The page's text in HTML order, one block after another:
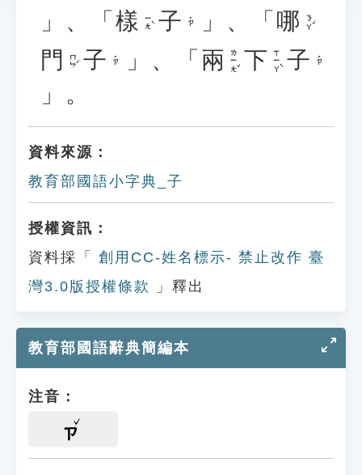
」、「 樣 ㄧㄤˋ 子 ˙ㄗ 」、「 哪 ㄋㄚˇ
門 ㄇㄣˊ 子 ˙ㄗ 」、「 兩 ㄌㄧㄤˇ 下 ㄒㄧㄚˋ 子 ˙ㄗ
」。
資料來源：
教育部國語小字典_子
授權資訊：
資料採「
創用CC-姓名標示- 禁止改作 臺
灣3.0版授權條款
」釋出
教育部國語辭典簡編本
注音：
ㄗ